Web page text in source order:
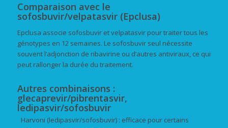
Comparaison avec le
sofosbuvir/velpatasvir (Epclusa)
Epclusa associe sofosbuvir et velpatasvir pour traiter tous les
génotypes en 12 semaines. Le sofosbuvir seul nécessite
souvent l’adjonction de ribavirine ou d’autres antiviraux, ce qui
peut rallonger la durée du traitement.
Autres combinaisons :
glecaprevir/pibrentasvir,
ledipasvir/sofosbuvir
Harvoni (ledipasvir/sofosbuvir) : efficace pour certains